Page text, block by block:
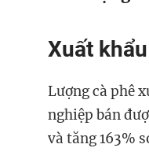
Xuất
Lượng cà phê
nghiệp bán
và tăng 163%